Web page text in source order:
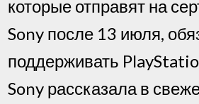
которые отправят на
Sony после 13 июля,
поддерживать
Sony рассказала в